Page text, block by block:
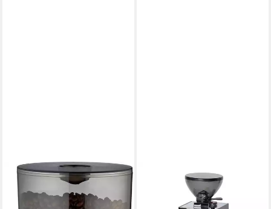
LA PAVONI
Kaffeemühle Cilindro
LPGGRI01EU, 310 W,
Kaffeemühle Nuovo Kube Mill
nero Kaffeemühle